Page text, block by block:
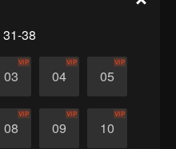
31-38
03
VIP
04
VIP
05
VIP
08
VIP
09
VIP
10
VIP